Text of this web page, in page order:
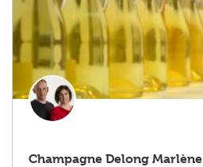
Champagne Delong Marlène